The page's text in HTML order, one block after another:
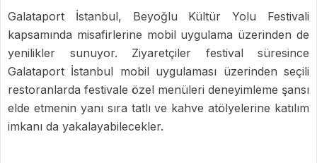
Galataport İstanbul, Beyoğlu Kültür Yolu Festivali
kapsamında misafirlerine mobil uygulama üzerinden de
yenilikler sunuyor. Ziyaretçiler festival süresince
Galataport İstanbul mobil uygulaması üzerinden seçili
restoranlarda festivale özel menüleri deneyimleme şansı
elde etmenin yanı sıra tatlı ve kahve atölyelerine katılım
imkanı da yakalayabilecekler.